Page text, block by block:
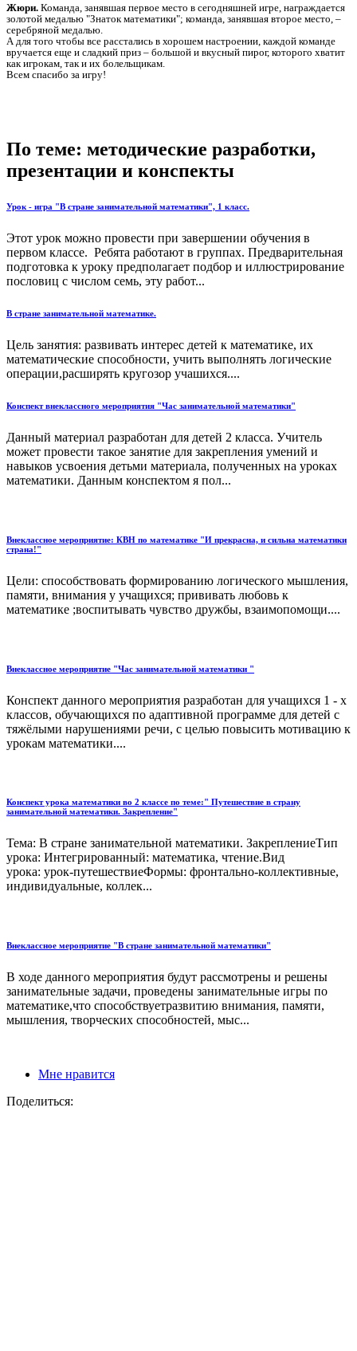
Жюри. Команда, занявшая первое место в сегодняшней игре, награждается
золотой медалью "Знаток математики"; команда, занявшая второе место, –
серебряной медалью.
А для того чтобы все расстались в хорошем настроении, каждой команде
вручается еще и сладкий приз – большой и вкусный пирог, которого хватит
как игрокам, так и их болельщикам.
Всем спасибо за игру!
По теме: методические разработки,
презентации и конспекты
Урок - игра "В стране занимательной математики", 1 класс.
Этот урок можно провести при завершении обучения в
первом классе. Ребята работают в группах. Предварительная
подготовка к уроку предполагает подбор и иллюстрирование
пословиц с числом семь, эту работ...
В стране занимательной математике.
Цель занятия: развивать интерес детей к математике, их
математические способности, учить выполнять логические
операции,расширять кругозор учашихся....
Конспект внеклассного мероприятия "Час занимательной математики"
Данный материал разработан для детей 2 класса. Учитель
может провести такое занятие для закрепления умений и
навыков усвоения детьми материала, полученных на уроках
математики. Данным конспектом я пол...
Внеклассное мероприятие: КВН по математике "И прекрасна, и сильна математики
страна!"
Цели: способствовать формированию логического мышления,
памяти, внимания у учащихся; прививать любовь к
математике ;воспитывать чувство дружбы, взаимопомощи....
Внеклассное мероприятие "Час занимательной математики "
Конспект данного мероприятия разработан для учащихся 1 - х
классов, обучающихся по адаптивной программе для детей с
тяжёлыми нарушениями речи, с целью повысить мотивацию к
урокам математики....
Конспект урока математики во 2 классе по теме:" Путешествие в страну
занимательной математики. Закрепление"
Тема: В стране занимательной математики. ЗакреплениеТип
урока: Интегрированный: математика, чтение.Вид
урока: урок-путешествиеФормы: фронтально-коллективные,
индивидуальные, коллек...
Внеклассное мероприятие "В стране занимательной математики"
В ходе данного мероприятия будут рассмотрены и решены
занимательные задачи, проведены занимательные игры по
математике,что способствуетразвитию внимания, памяти,
мышления, творческих способностей, мыс...
Мне нравится
Поделиться: